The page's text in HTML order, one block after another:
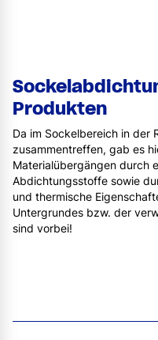
Produkten
Da im Sockelbereich in der
zusammentreffen, gab es
Materialübergängen durch
Abdichtungsstoffe sowie
und thermische
Untergrundes bzw. der
sind vorbei!